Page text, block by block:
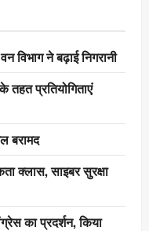
विभाग ने बढ़ाई निगरानी
तहत प्रतियोगिताएं
बरामद
क्लास, साइबर सुरक्षा
का प्रदर्शन, किया